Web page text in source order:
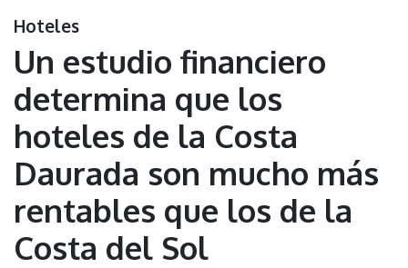
Hoteles
Un estudio financiero
determina que los
hoteles de la Costa
Daurada son mucho más
rentables que los de la
Costa del Sol